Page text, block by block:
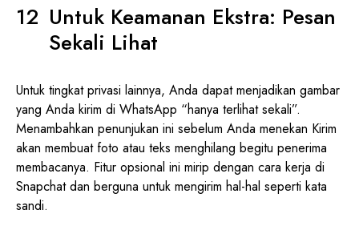
Untuk Keamanan Ekstra: Pesan
Sekali Lihat
Untuk tingkat privasi lainnya, Anda dapat menjadikan gambar
yang Anda kirim di WhatsApp “hanya terlihat sekali”.
Menambahkan penunjukan ini sebelum Anda menekan Kirim
akan membuat foto atau teks menghilang begitu penerima
membacanya. Fitur opsional ini mirip dengan cara kerja di
Snapchat dan berguna untuk mengirim hal-hal seperti kata
sandi.